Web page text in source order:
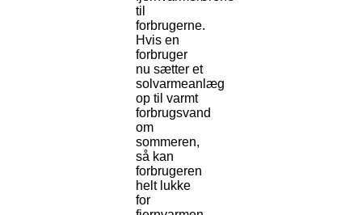
til
forbrugerne.
Hvis en
forbruger
nu sætter et
solvarmeanlæg
op til varmt
forbrugsvand
om
sommeren,
så kan
forbrugeren
helt lukke
for